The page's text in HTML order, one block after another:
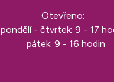
Otevřeno:
pondělí - čtvrtek: 9 - 17
pátek: 9 - 16 hodin